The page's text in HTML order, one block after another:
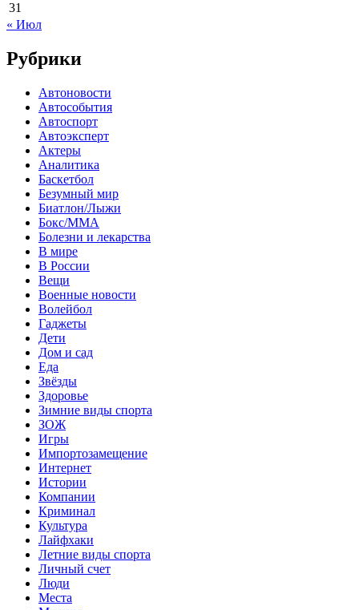
31
« Июл
Рубрики
Автоновости
Автособытия
Автоспорт
Автоэксперт
Актеры
Аналитика
Баскетбол
Безумный мир
Биатлон/Лыжи
Бокс/MMA
Болезни и лекарства
В мире
В России
Вещи
Военные новости
Волейбол
Гаджеты
Дети
Дом и сад
Еда
Звёзды
Здоровье
Зимние виды спорта
ЗОЖ
Игры
Импортозамещение
Интернет
Истории
Компании
Криминал
Культура
Лайфхаки
Летние виды спорта
Личный счет
Люди
Места